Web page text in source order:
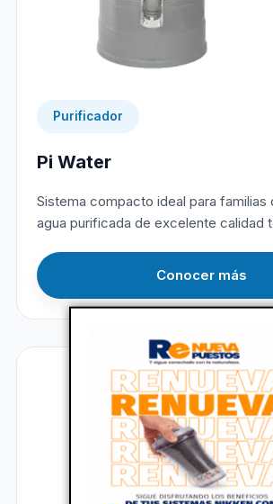
Purificador
Pi Water
Sistema compacto ideal para familias
agua purificada de excelente calidad
Conocer más